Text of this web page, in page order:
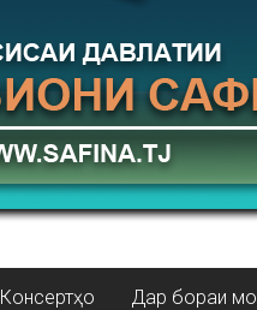
Консертҳо Дар бораи мо